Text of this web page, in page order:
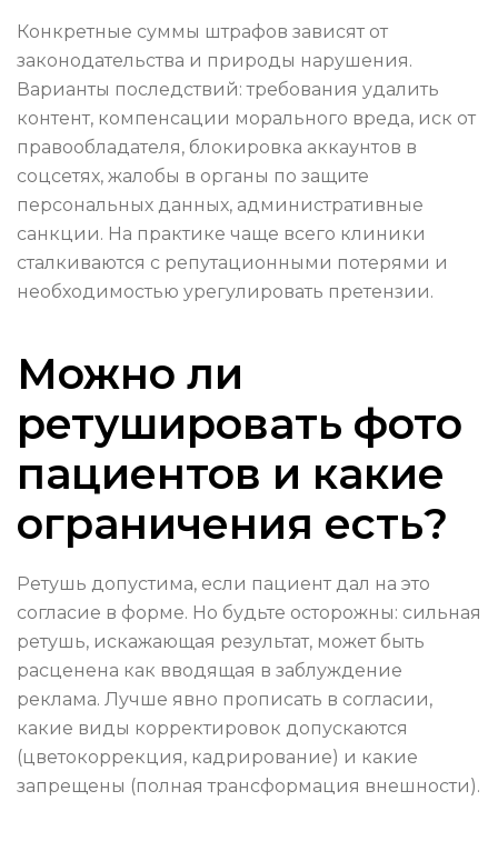
Конкретные суммы штрафов зависят от
законодательства и природы нарушения.
Варианты последствий: требования удалить
контент, компенсации морального вреда, иск от
правообладателя, блокировка аккаунтов в
соцсетях, жалобы в органы по защите
персональных данных, административные
санкции. На практике чаще всего клиники
сталкиваются с репутационными потерями и
необходимостью урегулировать претензии.
Можно ли
ретушировать фото
пациентов и какие
ограничения есть?
Ретушь допустима, если пациент дал на это
согласие в форме. Но будьте осторожны: сильная
ретушь, искажающая результат, может быть
расценена как вводящая в заблуждение
реклама. Лучше явно прописать в согласии,
какие виды корректировок допускаются
(цветокоррекция, кадрирование) и какие
запрещены (полная трансформация внешности).